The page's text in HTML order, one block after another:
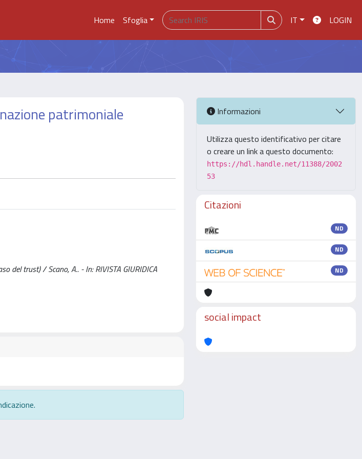
Home Sfoglia IT LOGIN
patrimoniale
del trust) / Scano, A.. - In: RIVISTA GIURIDICA
Informazioni
Utilizza questo identificativo per citare
o creare un link a questo documento:
https://hdl.handle.net/11388/2002
53
Citazioni
ND
ND
ND
social impact